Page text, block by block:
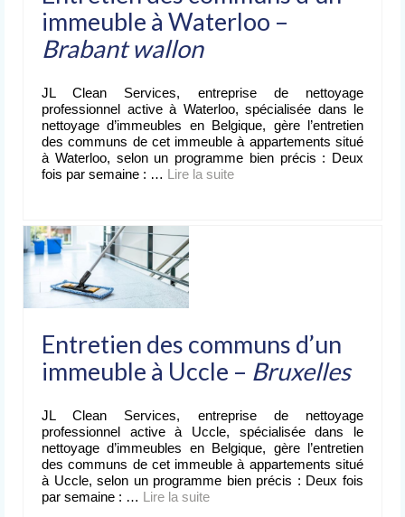
immeuble à Waterloo –
Brabant wallon
JL Clean Services, entreprise de nettoyage
professionnel active à Waterloo, spécialisée dans le
nettoyage d’immeubles en Belgique, gère l’entretien
des communs de cet immeuble à appartements situé
à Waterloo, selon un programme bien précis : Deux
fois par semaine : … Lire la suite­­
Entretien des communs d’un
immeuble à Uccle – Bruxelles
JL Clean Services, entreprise de nettoyage
professionnel active à Uccle, spécialisée dans le
nettoyage d’immeubles en Belgique, gère l’entretien
des communs de cet immeuble à appartements situé
à Uccle, selon un programme bien précis : Deux fois
par semaine : … Lire la suite­­